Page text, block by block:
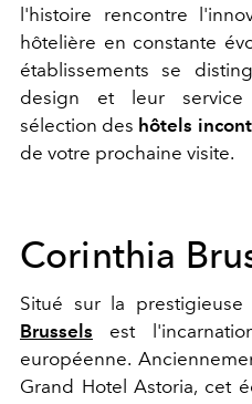
l'histoire rencontre
hôtelière en constante
établissements se
design et leur service
sélection des hôtels
de votre prochaine visite.
Corinthia
Situé sur la prestigieuse
Brussels est
européenne.
Grand Hotel Astoria, cet